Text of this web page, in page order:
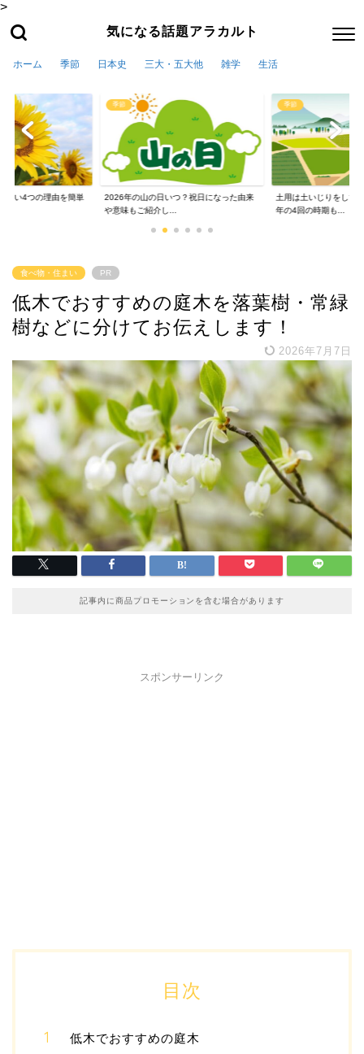
>
気になる話題アラカルト
ホーム 季節 日本史 三大・五大他 雑学 生活
ない4つの理由を簡単
季節
2026年の山の日いつ？祝日になった由来
や意味もご紹介し...
季節
土用は土いじりをして
年の4回の時期も...
食べ物・住まい PR
低木でおすすめの庭木を落葉樹・常緑
樹などに分けてお伝えします！
2026年7月7日
記事内に商品プロモーションを含む場合があります
スポンサーリンク
目次
低木でおすすめの庭木